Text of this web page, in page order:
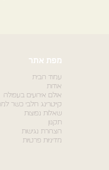
מפת אתר
עמוד הבית
אודות
אולם אירועים בעפולה
קייטרינג חלבי כשר
שאלות נפוצות
תקנון
הצהרת נגישות
מדיניות פרטיות